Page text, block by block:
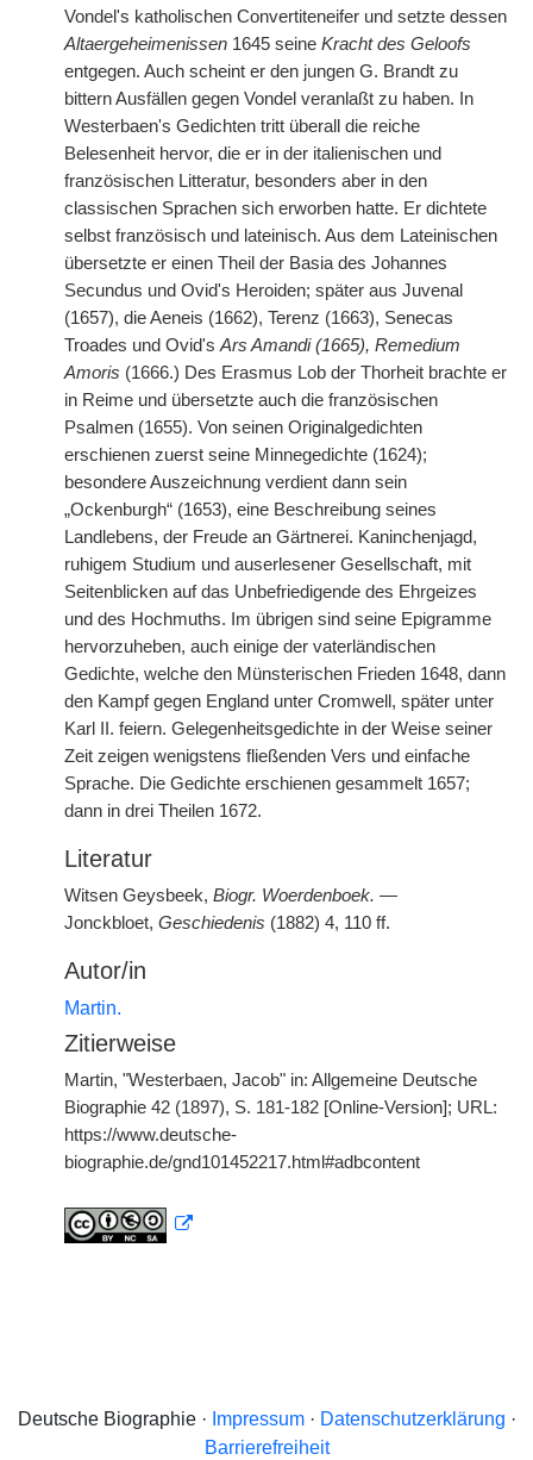
Vondel's katholischen Convertiteneifer und setzte dessen
Altaergeheimenissen 1645 seine Kracht des Geloofs
entgegen. Auch scheint er den jungen G. Brandt zu
bittern Ausfällen gegen Vondel veranlaßt zu haben. In
Westerbaen's Gedichten tritt überall die reiche
Belesenheit hervor, die er in der italienischen und
französischen Litteratur, besonders aber in den
classischen Sprachen sich erworben hatte. Er dichtete
selbst französisch und lateinisch. Aus dem Lateinischen
übersetzte er einen Theil der Basia des Johannes
Secundus und Ovid's Heroiden; später aus Juvenal
(1657), die Aeneis (1662), Terenz (1663), Senecas
Troades und Ovid's Ars Amandi (1665), Remedium
Amoris (1666.) Des Erasmus Lob der Thorheit brachte er
in Reime und übersetzte auch die französischen
Psalmen (1655). Von seinen Originalgedichten
erschienen zuerst seine Minnegedichte (1624);
besondere Auszeichnung verdient dann sein
„Ockenburgh“ (1653), eine Beschreibung seines
Landlebens, der Freude an Gärtnerei. Kaninchenjagd,
ruhigem Studium und auserlesener Gesellschaft, mit
Seitenblicken auf das Unbefriedigende des Ehrgeizes
und des Hochmuths. Im übrigen sind seine Epigramme
hervorzuheben, auch einige der vaterländischen
Gedichte, welche den Münsterischen Frieden 1648, dann
den Kampf gegen England unter Cromwell, später unter
Karl II. feiern. Gelegenheitsgedichte in der Weise seiner
Zeit zeigen wenigstens fließenden Vers und einfache
Sprache. Die Gedichte erschienen gesammelt 1657;
dann in drei Theilen 1672.
Literatur
Witsen Geysbeek, Biogr. Woerdenboek. —
Jonckbloet, Geschiedenis (1882) 4, 110 ff.
Autor/in
Martin.
Zitierweise
Martin, "Westerbaen, Jacob" in: Allgemeine Deutsche
Biographie 42 (1897), S. 181-182 [Online-Version]; URL:
https://www.deutsche-
biographie.de/gnd101452217.html#adbcontent
Deutsche Biographie · Impressum· Datenschutzerklärung ·
Barrierefreiheit